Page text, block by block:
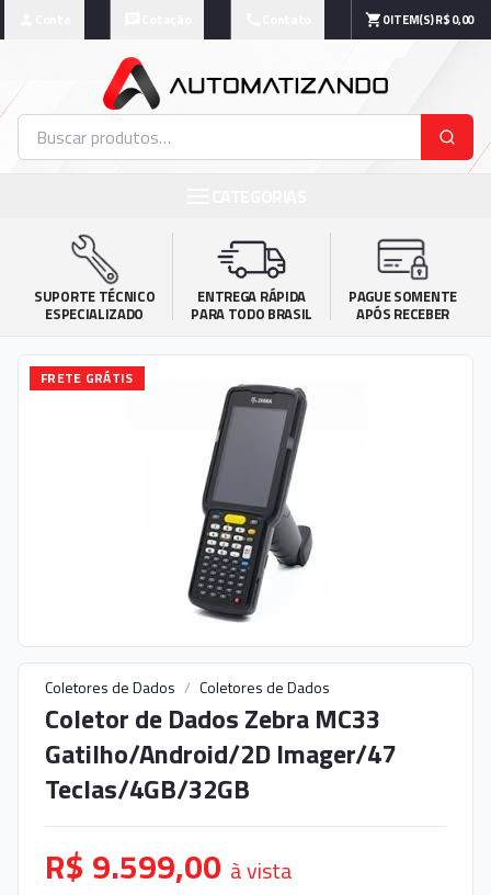
0ITEM(S)R$ 0,00
SUPORTE TÉCNICO
ESPECIALIZADO
ENTREGA RÁPIDA
PARA TODO BRASIL
PAGUE SOMENTE
APÓS RECEBER
FRETE GRÁTIS
Coletores de Dados / Coletores de Dados
Coletor de Dados Zebra MC33
Gatilho/Android/2D Imager/47
Teclas/4GB/32GB
R$ 9.599,00 à vista